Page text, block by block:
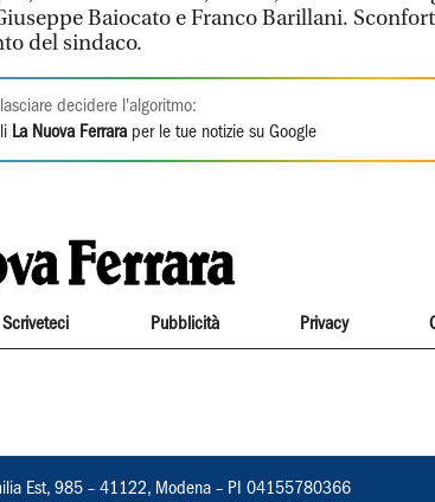
Baiocato e Franco Barillani.
del sindaco.
decidere l'algoritmo:
La Nuova Ferrara per le tue notizie su Google
Scriveteci Pubblicità Privacy
Est, 985 – 41122, Modena – PI 04155780366